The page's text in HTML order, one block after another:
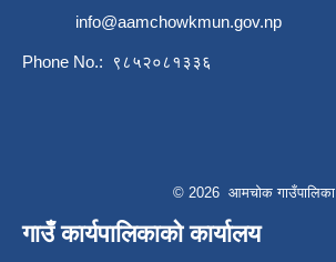
info@aamchowkmun.gov.np
Phone No.: ९८५२०८१३३६
© 2026 आमचोक गाउँपालिका
गाउँ कार्यपालिकाको कार्यालय